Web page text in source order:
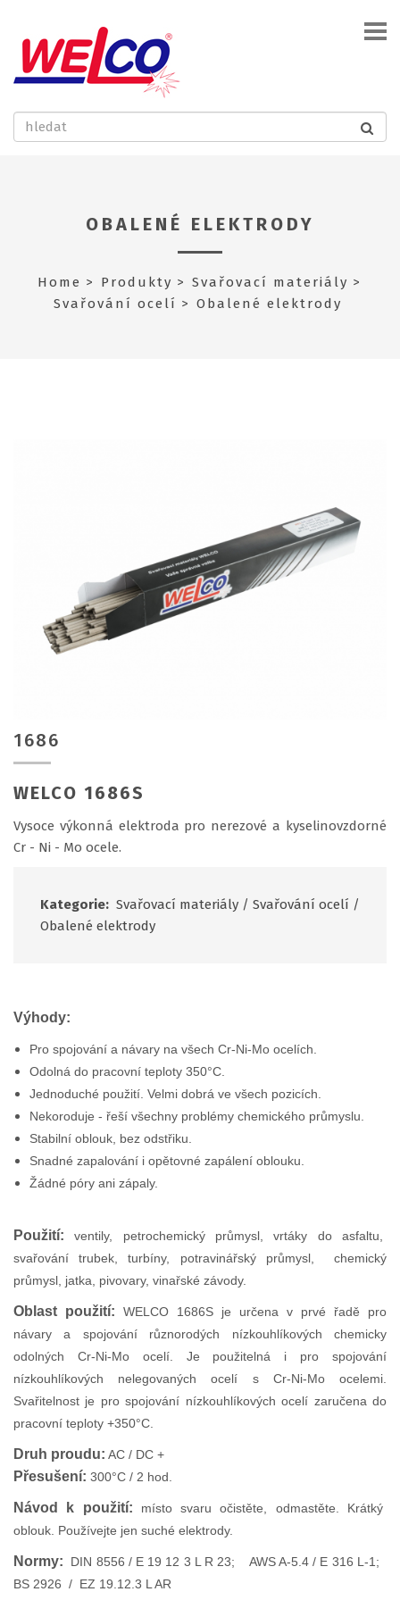
OBALENÉ ELEKTRODY
Home Produkty
Svařovací materiály
Svařování ocelí
Obalené elektrody
1686
WELCO 1686S
Vysoce výkonná elektroda pro nerezové a kyselinovzdorné
Cr - Ni - Mo ocele.
Kategorie: Svařovací materiály / Svařování ocelí /
Obalené elektrody
Výhody:
Pro spojování a návary na všech Cr-Ni-Mo ocelích.
Odolná do pracovní teploty 350°C.
Jednoduché použití. Velmi dobrá ve všech pozicích.
Nekoroduje - řeší všechny problémy chemického průmyslu.
Stabilní oblouk, bez odstřiku.
Snadné zapalování i opětovné zapálení oblouku.
Žádné póry ani zápaly.
Použití: ventily, petrochemický průmysl, vrtáky do asfaltu,
svařování trubek, turbíny, potravinářský průmysl, chemický
průmysl, jatka, pivovary, vinařské závody.
Oblast použití: WELCO 1686S je určena v prvé řadě pro
návary a spojování různorodých nízkouhlíkových chemicky
odolných Cr-Ni-Mo ocelí. Je použitelná i pro spojování
nízkouhlíkových nelegovaných ocelí s Cr-Ni-Mo ocelemi.
Svařitelnost je pro spojování nízkouhlíkových ocelí zaručena do
pracovní teploty +350°C.
Druh proudu: AC / DC +
Přesušení: 300°C / 2 hod.
Návod k použití: místo svaru očistěte, odmastěte. Krátký
oblouk. Používejte jen suché elektrody.
Normy: DIN 8556 / E 19 12 3 L R 23; AWS A-5.4 / E 316 L-1;
BS 2926 / EZ 19.12.3 L AR